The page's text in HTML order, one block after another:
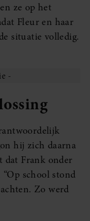
ze op het
Fleur en haar
situatie volledig.
hij zich daarna
dat Frank onder
school stond
Zo werd